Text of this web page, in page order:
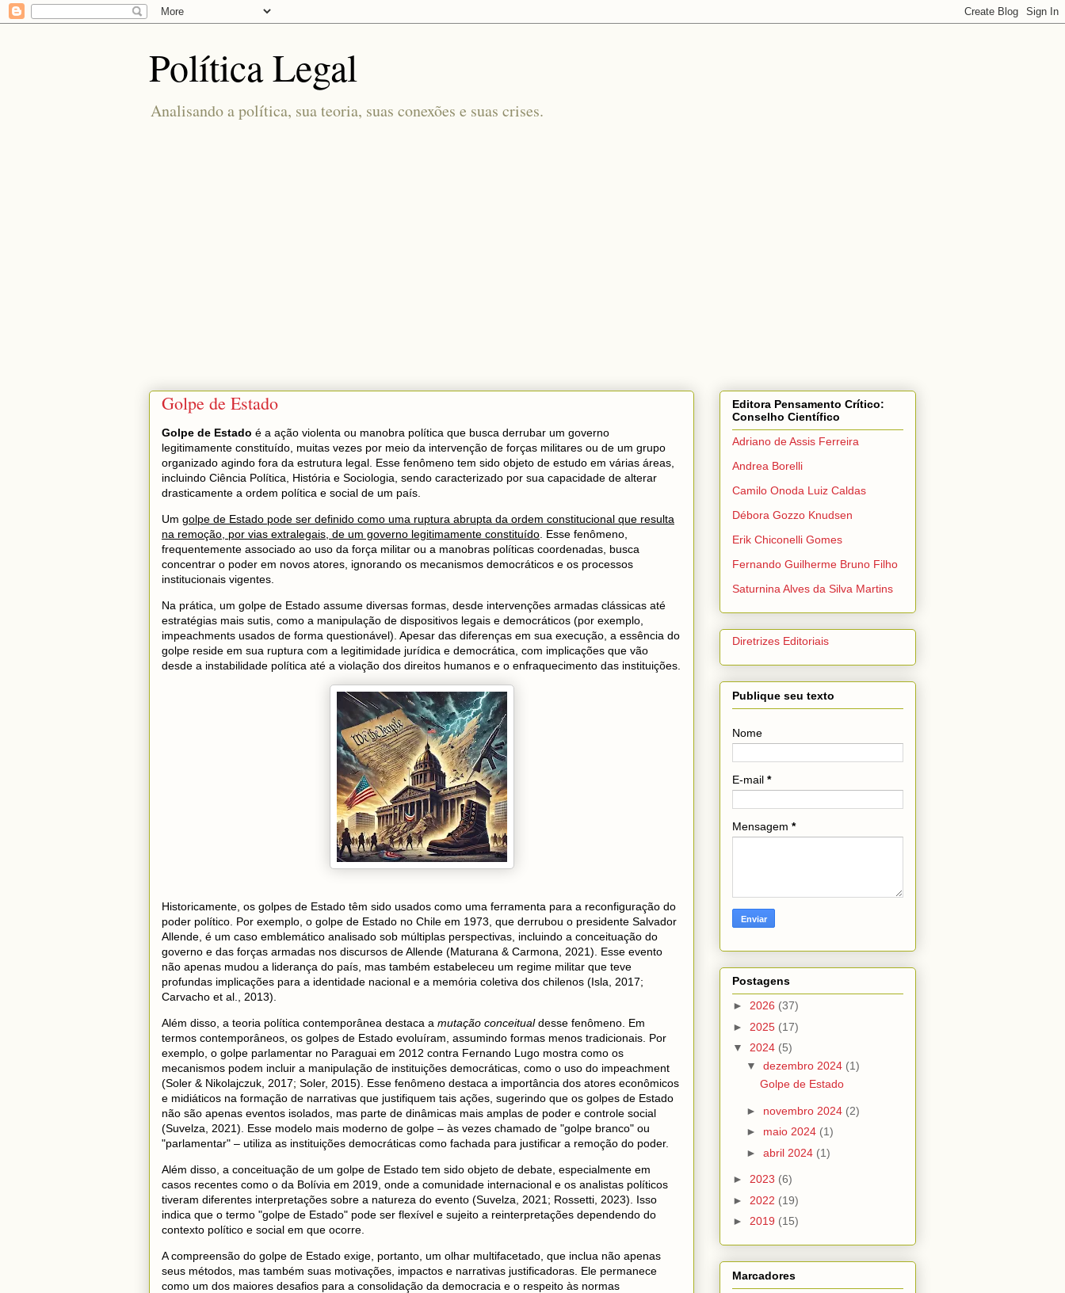
Política Legal
Analisando a política, sua teoria, suas conexões e suas crises.
Golpe de Estado
Golpe de Estado é a ação violenta ou manobra política que busca derrubar um governo
legitimamente constituído, muitas vezes por meio da intervenção de forças militares ou de um grupo
organizado agindo fora da estrutura legal. Esse fenômeno tem sido objeto de estudo em várias áreas,
incluindo Ciência Política, História e Sociologia, sendo caracterizado por sua capacidade de alterar
drasticamente a ordem política e social de um país.
Um golpe de Estado pode ser definido como uma ruptura abrupta da ordem constitucional que resulta
na remoção, por vias extralegais, de um governo legitimamente constituído . Esse fenômeno,
frequentemente associado ao uso da força militar ou a manobras políticas coordenadas, busca
concentrar o poder em novos atores, ignorando os mecanismos democráticos e os processos
institucionais vigentes.
Na prática, um golpe de Estado assume diversas formas, desde intervenções armadas clássicas até
estratégias mais sutis, como a manipulação de dispositivos legais e democráticos (por exemplo,
impeachments usados de forma questionável). Apesar das diferenças em sua execução, a essência do
golpe reside em sua ruptura com a legitimidade jurídica e democrática, com implicações que vão
desde a instabilidade política até a violação dos direitos humanos e o enfraquecimento das instituições.
Historicamente, os golpes de Estado têm sido usados como uma ferramenta para a reconfiguração do
poder político. Por exemplo, o golpe de Estado no Chile em 1973, que derrubou o presidente Salvador
Allende, é um caso emblemático analisado sob múltiplas perspectivas, incluindo a conceituação do
governo e das forças armadas nos discursos de Allende (Maturana & Carmona, 2021). Esse evento
não apenas mudou a liderança do país, mas também estabeleceu um regime militar que teve
profundas implicações para a identidade nacional e a memória coletiva dos chilenos (Isla, 2017;
Carvacho et al., 2013).
Além disso, a teoria política contemporânea destaca a mutação conceitualdesse fenômeno. Em
termos contemporâneos, os golpes de Estado evoluíram, assumindo formas menos tradicionais. Por
exemplo, o golpe parlamentar no Paraguai em 2012 contra Fernando Lugo mostra como os
mecanismos podem incluir a manipulação de instituições democráticas, como o uso do impeachment
(Soler & Nikolajczuk, 2017; Soler, 2015). Esse fenômeno destaca a importância dos atores econômicos
e midiáticos na formação de narrativas que justifiquem tais ações, sugerindo que os golpes de Estado
não são apenas eventos isolados, mas parte de dinâmicas mais amplas de poder e controle social
(Suvelza, 2021). Esse modelo mais moderno de golpe – às vezes chamado de "golpe branco" ou
"parlamentar" – utiliza as instituições democráticas como fachada para justificar a remoção do poder.
Além disso, a conceituação de um golpe de Estado tem sido objeto de debate, especialmente em
casos recentes como o da Bolívia em 2019, onde a comunidade internacional e os analistas políticos
tiveram diferentes interpretações sobre a natureza do evento (Suvelza, 2021; Rossetti, 2023). Isso
indica que o termo "golpe de Estado" pode ser flexível e sujeito a reinterpretações dependendo do
contexto político e social em que ocorre.
A compreensão do golpe de Estado exige, portanto, um olhar multifacetado, que inclua não apenas
seus métodos, mas também suas motivações, impactos e narrativas justificadoras. Ele permanece
como um dos maiores desafios para a consolidação da democracia e o respeito às normas
Editora Pensamento Crítico:
Conselho Científico
Adriano de Assis Ferreira
Andrea Borelli
Camilo Onoda Luiz Caldas
Débora Gozzo Knudsen
Erik Chiconelli Gomes
Fernando Guilherme Bruno Filho
Saturnina Alves da Silva Martins
Diretrizes Editoriais
Publique seu texto
Nome
E-mail *
Mensagem *
Postagens
► 2026 (37)
► 2025 (17)
▼ 2024 (5)
▼ dezembro 2024 (1)
Golpe de Estado
► novembro 2024 (2)
► maio 2024 (1)
► abril 2024 (1)
► 2023 (6)
► 2022 (19)
► 2019 (15)
Marcadores